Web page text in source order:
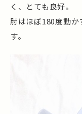
く、とても良好。
肘はほぼ180度動か
す。